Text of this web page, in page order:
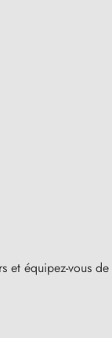
et équipez-vous de